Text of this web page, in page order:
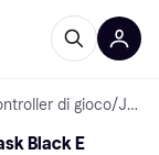
di gioco/ Joystick
Black E